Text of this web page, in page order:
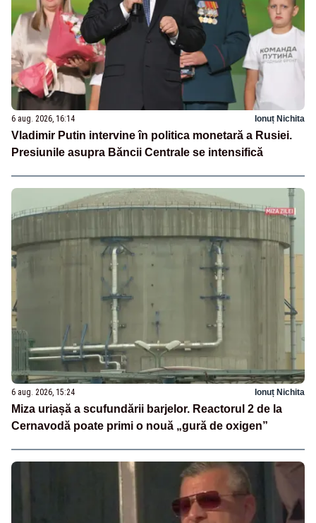
6 aug. 2026, 16:14 Ionuț Nichita
Vladimir Putin intervine în politica monetară a Rusiei.
Presiunile asupra Băncii Centrale se intensifică
6 aug. 2026, 15:24 Ionuț Nichita
Miza uriașă a scufundării barjelor. Reactorul 2 de la
Cernavodă poate primi o nouă „gură de oxigen”